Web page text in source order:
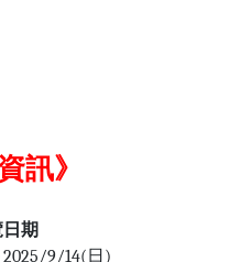
訊》
期
9/14(日)